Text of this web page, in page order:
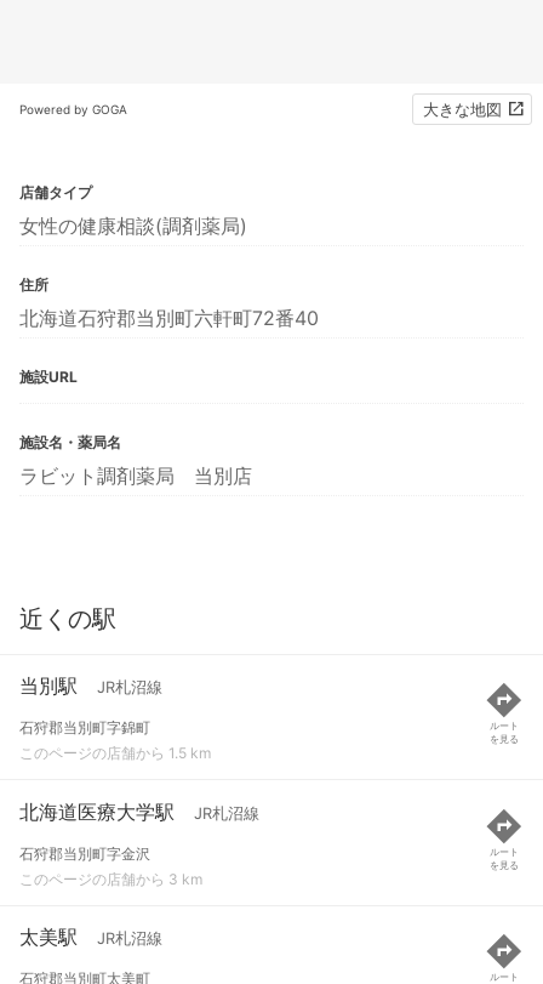
Powered by GOGA 大きな地図
店舗タイプ
女性の健康相談(調剤薬局)
住所
北海道石狩郡当別町六軒町72番40
施設URL
施設名・薬局名
ラビット調剤薬局 当別店
近くの駅
当別駅 JR札沼線
石狩郡当別町字錦町
このページの店舗から 1.5 km
ルート
を見る
北海道医療大学駅 JR札沼線
石狩郡当別町字金沢
このページの店舗から 3 km
ルート
を見る
太美駅 JR札沼線
石狩郡当別町太美町
ルート